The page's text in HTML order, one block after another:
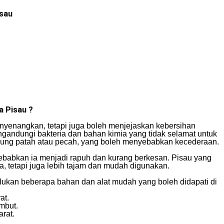
Pisau ?
tetapi juga boleh menjejaskan kebersihan
bakteria dan bahan kimia yang tidak selamat untuk
patah atau pecah, yang boleh menyebabkan kecederaan.
ia menjadi rapuh dan kurang berkesan. Pisau yang
tetapi juga lebih tajam dan mudah digunakan.
beberapa bahan dan alat mudah yang boleh didapati di